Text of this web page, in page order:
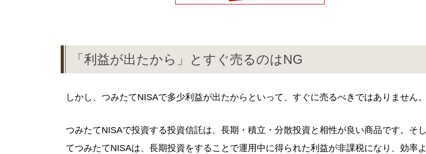
「利益が出たから」とすぐ売るのはNG
しかし、つみたてNISAで多少利益が出たからといって、すぐに売るべきではありません。
つみたてNISAで投資する投資信託は、長期・積立・分散投資と相性が良い商品です。そし
てつみたてNISAは、長期投資をすることで運用中に得られた利益が非課税になり、効率よ